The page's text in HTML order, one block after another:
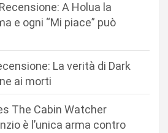
A Holua la
e ogni “Mi piace” può
La verità di Dark
ai morti
The Cabin Watcher
è l’unica arma contro